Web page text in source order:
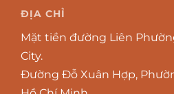
ĐỊA CHỈ
Mặt tiền đường Liên
City.
Đường Đỗ Xuân Hợp,